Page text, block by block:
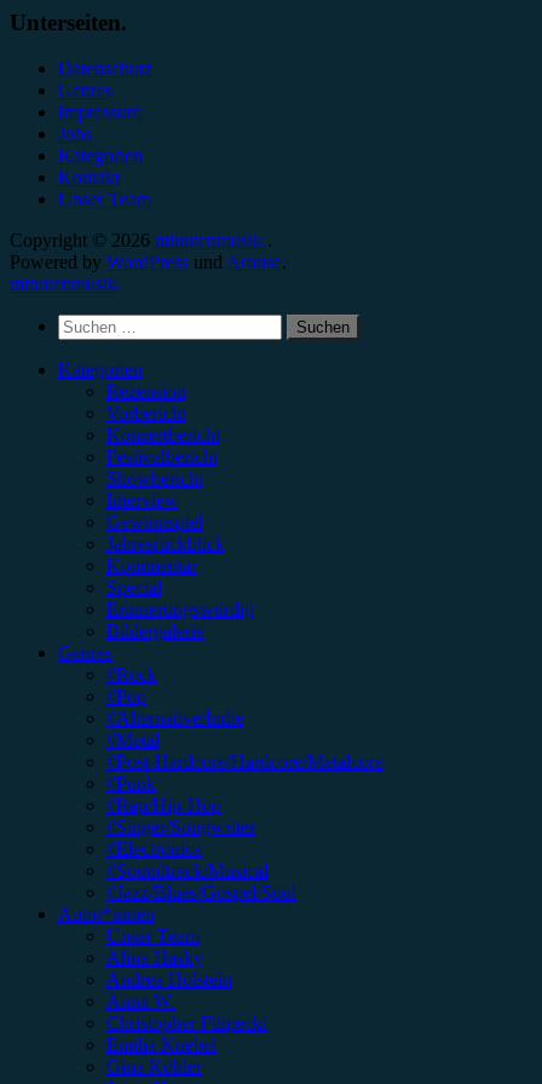
Unterseiten.
Datenschutz
Genres
Impressum
Jobs
Kategorien
Kontakt
Unser Team
Copyright © 2026 minutenmusik..
Powered by WordPress und Arouse.
minutenmusik.
Suchen
nach:
Kategorien
Rezension
Vorbericht
Konzertbericht
Festivalbericht
Showbericht
Interview
Gewinnspiel
Jahresrückblick
Kommentar
Special
Erinnerungswürdig
Bildergalerie
Genres
#Rock
#Pop
#Alternative/Indie
#Metal
#Post-Hardcore/Hardcore/Metalcore
#Punk
#Rap/Hip-Hop
#Singer/Songwriter
#Electronica
#Soundtrack/Musical
#Jazz/Blues/Gospel/Soul
Autor*innen
Unser Team
Alina Hasky
Andrea Holstein
Anna W.
Christopher Filipecki
Emilia Knebel
Gina Köhler